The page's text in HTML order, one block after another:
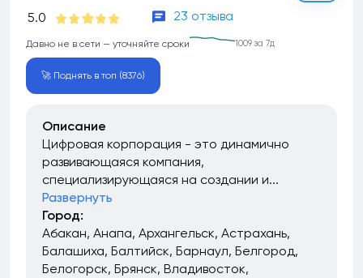
5.0 23 отзыва
Давно не в сети — уточняйте сроки 1009 за 7д
🚀 Поднять в топ (8376)
Описание
Цифровая корпорация - это динамично
развивающаяся компания,
специализирующаяся на создании и...
Развернуть
Город:
Абакан Анапа Архангельск Астрахань
Балашиха Балтийск Барнаул Белгород
Белогорск Брянск Владивосток